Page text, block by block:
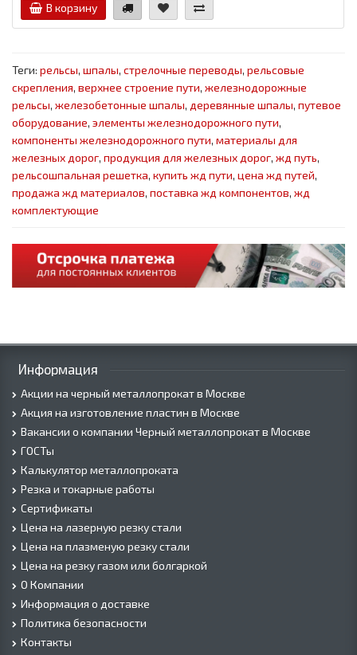
В корзину
Теги: рельсы, шпалы, стрелочные переводы, рельсовые
скрепления, верхнее строение пути, железнодорожные
рельсы, железобетонные шпалы, деревянные шпалы, путевое
оборудование, элементы железнодорожного пути,
компоненты железнодорожного пути, материалы для
железных дорог, продукция для железных дорог, жд путь,
рельсошпальная решетка, купить жд пути, цена жд путей,
продажа жд материалов, поставка жд компонентов, жд
комплектующие
Информация
Акции на черный металлопрокат в Москве
Акция на изготовление пластин в Москве
Вакансии о компании Черный металлопрокат в Москве
ГОСТы
Калькулятор металлопроката
Резка и токарные работы
Сертификаты
Цена на лазерную резку стали
Цена на плазменую резку стали
Цена на резку газом или болгаркой
О Компании
Информация о доставке
Политика безопасности
Контакты